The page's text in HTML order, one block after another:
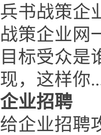
兵书战策企
战策企业网
目标受众是
现，这样你
企业招聘
给企业招聘